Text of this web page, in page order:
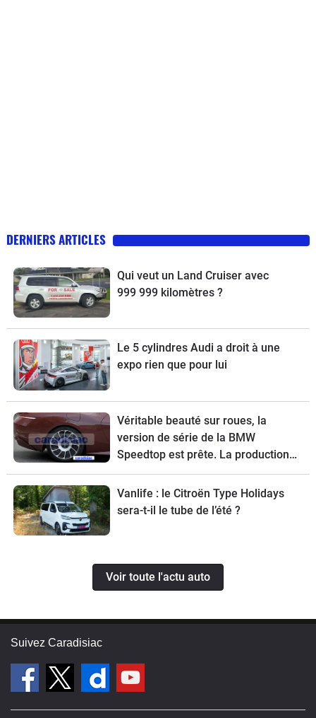
DERNIERS ARTICLES
Qui veut un Land Cruiser avec
999 999 kilomètres ?
Le 5 cylindres Audi a droit à une
expo rien que pour lui
Véritable beauté sur roues, la
version de série de la BMW
Speedtop est prête. La production
de ce break de chasse sera limitée à
70 exemplaires.
Vanlife : le Citroën Type Holidays
sera-t-il le tube de l’été ?
Voir toute l'actu auto
Suivez Caradisiac